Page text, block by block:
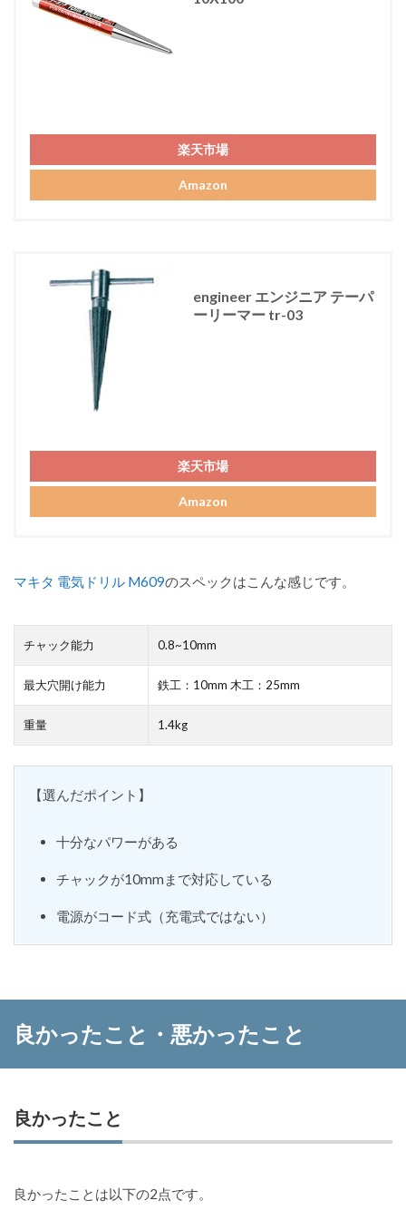
楽天市場
Amazon
engineer エンジニア テーパ
ーリーマー tr-03
楽天市場
Amazon
マキタ 電気ドリル M609のスペックはこんな感じです。
チャック能力 0.8~10mm
最大穴開け能力 鉄工：10mm 木工：25mm
重量 1.4kg
【選んだポイント】
十分なパワーがある
チャックが10mmまで対応している
電源がコード式（充電式ではない）
良かったこと・悪かったこと
良かったこと
良かったことは以下の2点です。